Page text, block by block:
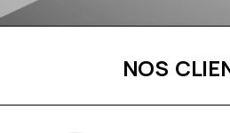
NOS